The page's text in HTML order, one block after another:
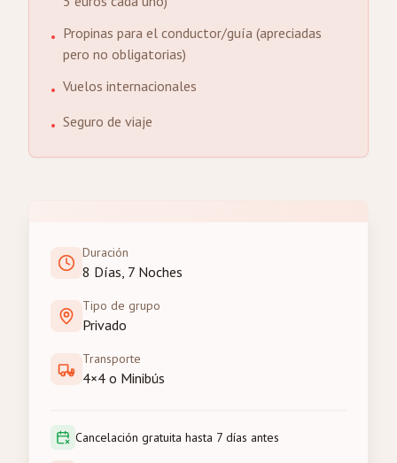
• Propinas para el conductor/guía (apreciadas
pero no obligatorias)
• Vuelos internacionales
• Seguro de viaje
Duración
8 Días, 7 Noches
Tipo de grupo
Privado
Transporte
4×4 o Minibús
Cancelación gratuita hasta 7 días antes